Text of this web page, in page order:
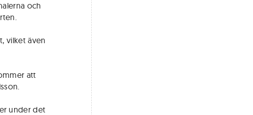
och
vilket även
att
under det